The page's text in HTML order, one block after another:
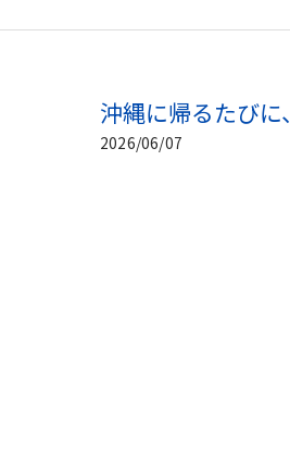
沖縄に帰るたびに、
2026/06/07